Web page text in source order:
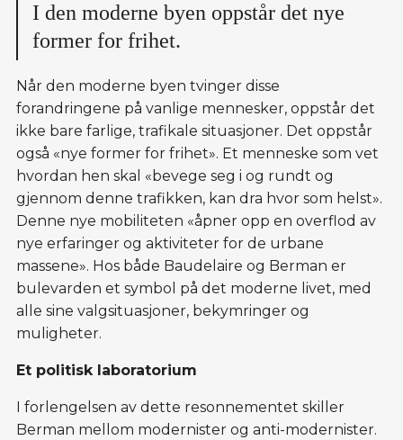
I den moderne byen oppstår det nye
former for frihet.
Når den moderne byen tvinger disse
forandringene på vanlige mennesker, oppstår det
ikke bare farlige, trafikale situasjoner. Det oppstår
også «nye former for frihet». Et menneske som vet
hvordan hen skal «bevege seg i og rundt og
gjennom denne trafikken, kan dra hvor som helst».
Denne nye mobiliteten «åpner opp en overflod av
nye erfaringer og aktiviteter for de urbane
massene». Hos både Baudelaire og Berman er
bulevarden et symbol på det moderne livet, med
alle sine valgsituasjoner, bekymringer og
muligheter.
Et politisk laboratorium
I forlengelsen av dette resonnementet skiller
Berman mellom modernister og anti-modernister.